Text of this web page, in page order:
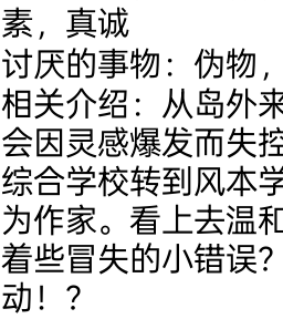
素，真诚
讨厌的事物：伪物
相关介绍：从岛外
会因灵感爆发而失
综合学校转到风本
为作家。看上去温
着些冒失的小错误
动！？